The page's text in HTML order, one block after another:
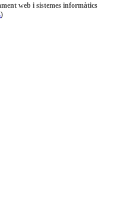
web i sistemes informàtics
)